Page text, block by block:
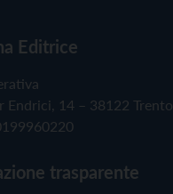
Editrice
Endrici, 14 – 38122 Trento
trasparente